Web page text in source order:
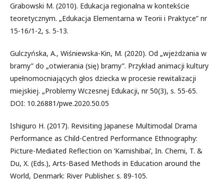
Grabowski M. (2010). Edukacja regionalna w kontekście
teoretycznym. „Edukacja Elementarna w Teorii i Praktyce” nr
15-16/1-2, s. 5-13.
Gulczyńska, A., Wiśniewska-Kin, M. (2020). Od „wjeżdżania w
bramy” do „otwierania (się) bramy”. Przykład animacji kultury
upełnomocniających głos dziecka w procesie rewitalizacji
miejskiej. „Problemy Wczesnej Edukacji, nr 50(3), s. 55-65.
DOI: 10.26881/pwe.2020.50.05
Ishiguro H. (2017). Revisiting Japanese Multimodal Drama
Performance as Child-Centred Performance Ethnography:
Picture-Mediated Reflection on ‘Kamishibai’, In. Chemi, T. &
Du, X. (Eds.), Arts-Based Methods in Education around the
World, Denmark: River Publisher. s. 89-105.